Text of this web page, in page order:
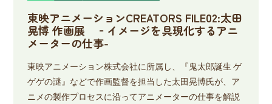
東映アニメーションCREATORS FILE02:太田
晃博 作画展 ‐イメージを具現化するアニ
メーターの仕事-
東映アニメーション株式会社に所属し、『鬼太郎誕生 ゲ
ゲゲの謎』などで作画監督を担当した太田晃博氏が、ア
ニメの製作プロセスに沿ってアニメーターの仕事を解説